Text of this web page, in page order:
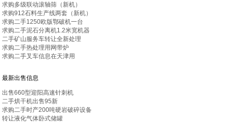
求购多级联动滚轴筛（新机）
求购912石料生产线两套（新机）
求购二手1250欧版鄂破机一台
求购二手泥石分离机1.2米宽机器
二手矿山服务车转让全新处理
求购二手热处理用网带炉
求购二手叉车信息在天津用
最新出售信息
出售660型迎阳高速针刺机
二手烘干机出售95新
求购二手时产200吨硬岩破碎设备
转让液化气体卧式储罐